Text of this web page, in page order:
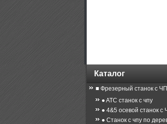
Каталог
■ Фрезерный станок с
● ATC станок с чпу
● 4&5 осевой станок с
● Станок с чпу по